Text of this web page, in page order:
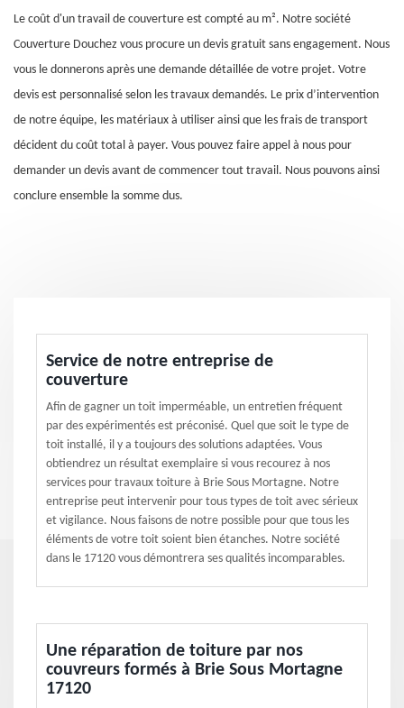
Le coût d'un travail de couverture est compté au m². Notre société
Couverture Douchez vous procure un devis gratuit sans engagement. Nous
vous le donnerons après une demande détaillée de votre projet. Votre
devis est personnalisé selon les travaux demandés. Le prix d’intervention
de notre équipe, les matériaux à utiliser ainsi que les frais de transport
décident du coût total à payer. Vous pouvez faire appel à nous pour
demander un devis avant de commencer tout travail. Nous pouvons ainsi
conclure ensemble la somme dus.
Service de notre entreprise de
couverture
Afin de gagner un toit imperméable, un entretien fréquent
par des expérimentés est préconisé. Quel que soit le type de
toit installé, il y a toujours des solutions adaptées. Vous
obtiendrez un résultat exemplaire si vous recourez à nos
services pour travaux toiture à Brie Sous Mortagne. Notre
entreprise peut intervenir pour tous types de toit avec sérieux
et vigilance. Nous faisons de notre possible pour que tous les
éléments de votre toit soient bien étanches. Notre société
dans le 17120 vous démontrera ses qualités incomparables.
Une réparation de toiture par nos
couvreurs formés à Brie Sous Mortagne
17120